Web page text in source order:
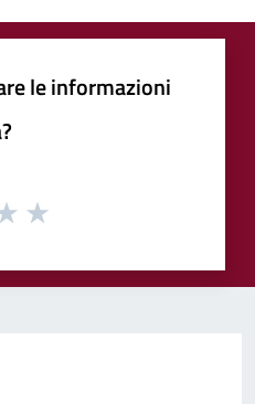
le informazioni